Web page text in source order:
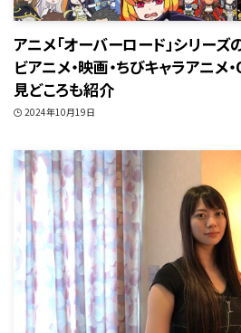
アニメ「オーバーロード」シリー
ビアニメ・映画・ちびキャラアニメ
見どころも紹介
2024年10月19日